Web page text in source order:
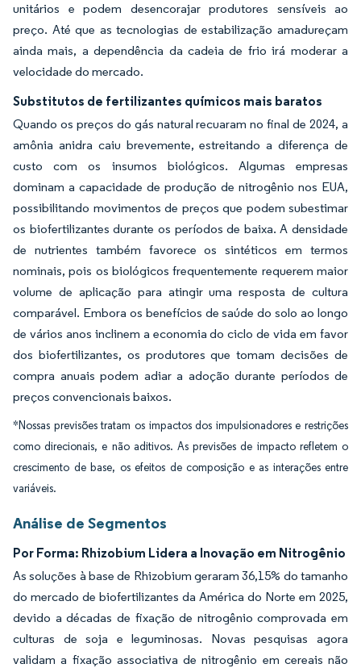
unitários e podem desencorajar produtores sensíveis ao
preço. Até que as tecnologias de estabilização amadureçam
ainda mais, a dependência da cadeia de frio irá moderar a
velocidade do mercado.
Substitutos de fertilizantes químicos mais baratos
Quando os preços do gás natural recuaram no final de 2024, a
amônia anidra caiu brevemente, estreitando a diferença de
custo com os insumos biológicos. Algumas empresas
dominam a capacidade de produção de nitrogênio nos EUA,
possibilitando movimentos de preços que podem subestimar
os biofertilizantes durante os períodos de baixa. A densidade
de nutrientes também favorece os sintéticos em termos
nominais, pois os biológicos frequentemente requerem maior
volume de aplicação para atingir uma resposta de cultura
comparável. Embora os benefícios de saúde do solo ao longo
de vários anos inclinem a economia do ciclo de vida em favor
dos biofertilizantes, os produtores que tomam decisões de
compra anuais podem adiar a adoção durante períodos de
preços convencionais baixos.
*Nossas previsões tratam os impactos dos impulsionadores e restrições
como direcionais, e não aditivos. As previsões de impacto refletem o
crescimento de base, os efeitos de composição e as interações entre
variáveis.
Análise de Segmentos
Por Forma: Rhizobium Lidera a Inovação em Nitrogênio
As soluções à base de Rhizobium geraram 36,15% do tamanho
do mercado de biofertilizantes da América do Norte em 2025,
devido a décadas de fixação de nitrogênio comprovada em
culturas de soja e leguminosas. Novas pesquisas agora
validam a fixação associativa de nitrogênio em cereais não